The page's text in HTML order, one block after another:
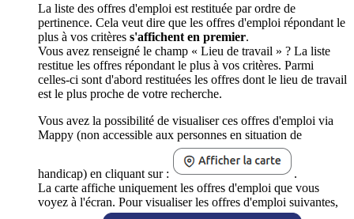
La liste des offres d'emploi est restituée par ordre de
pertinence. Cela veut dire que les offres d'emploi répondant le
plus à vos critères s'affichent en premier.
Vous avez renseigné le champ « Lieu de travail » ? La liste
restitue les offres répondant le plus à vos critères. Parmi
celles-ci sont d'abord restituées les offres dont le lieu de travail
est le plus proche de votre recherche.
Vous avez la possibilité de visualiser ces offres d'emploi via
Mappy (non accessible aux personnes en situation de
handicap) en cliquant sur :
.
La carte affiche uniquement les offres d'emploi que vous
voyez à l'écran. Pour visualiser les offres d'emploi suivantes,